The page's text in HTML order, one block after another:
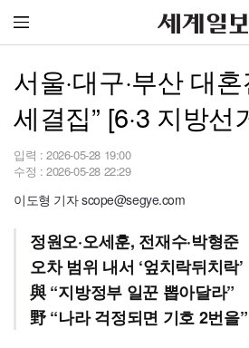
서울·대구·부산 대
세결집” [6·3 지방선
입력 : 2026-05-28 19:00
수정 : 2026-05-28 22:29
이도형 기자 scope@segye.com
정원오·오세훈, 전재수·박형준
오차 범위 내서 ‘엎치락뒤치락’
與 “지방정부 일꾼 뽑아달라”
野 “나라 걱정되면 기호 2번을”